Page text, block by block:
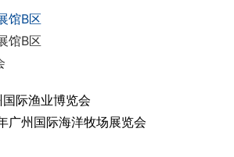
馆B区
馆B区
际渔业博览会
广州国际海洋牧场展览会